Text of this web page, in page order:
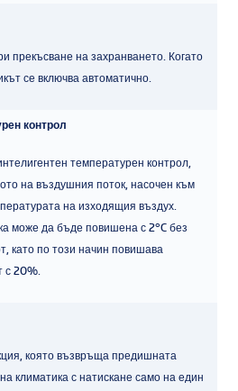
прекъсване на захранването. Когато
се включва автоматично.
контрол
температурен контрол,
на въздушния поток, насочен към
на изходящия въздух.
може да бъде повишена с 2°C без
като по този начин повишава
с 20%.
която възвръща предишната
климатика с натискане само на един